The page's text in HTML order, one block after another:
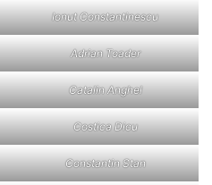
Ionut Constantinescu
Adrian Toader
Catalin Anghel
Costica Dicu
Constantin Stan